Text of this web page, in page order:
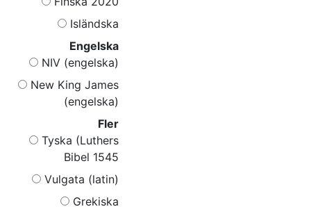
Isländska
Engelska
NIV (engelska)
New King James
(engelska)
Fler
Tyska (Luthers
Bibel 1545
Vulgata (latin)
Grekiska